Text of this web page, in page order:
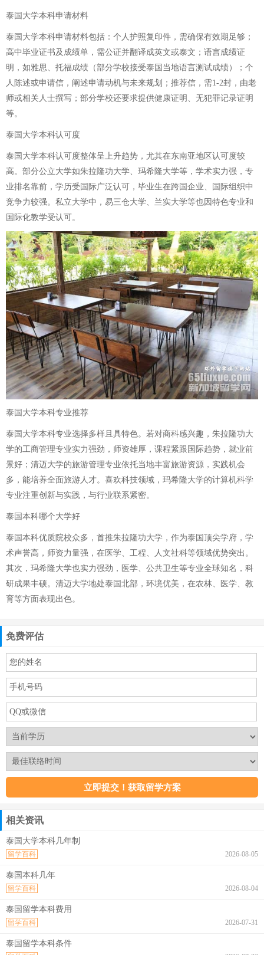
泰国大学本科申请材料
泰国大学本科申请材料包括：个人护照复印件，需确保有效期足够；
高中毕业证书及成绩单，需公证并翻译成英文或泰文；语言成绩证
明，如雅思、托福成绩（部分学校接受泰国当地语言测试成绩）；个
人陈述或申请信，阐述申请动机与未来规划；推荐信，需1-2封，由老
师或相关人士撰写；部分学校还要求提供健康证明、无犯罪记录证明
等。
泰国大学本科认可度
泰国大学本科认可度整体呈上升趋势，尤其在东南亚地区认可度较
高。部分公立大学如朱拉隆功大学、玛希隆大学等，学术实力强，专
业排名靠前，学历受国际广泛认可，毕业生在跨国企业、国际组织中
竞争力较强。私立大学中，易三仓大学、兰实大学等也因特色专业和
国际化教学受认可。
泰国大学本科专业推荐
泰国大学本科专业选择多样且具特色。若对商科感兴趣，朱拉隆功大
学的工商管理专业实力强劲，师资雄厚，课程紧跟国际趋势，就业前
景好；清迈大学的旅游管理专业依托当地丰富旅游资源，实践机会
多，能培养全面旅游人才。喜欢科技领域，玛希隆大学的计算机科学
专业注重创新与实践，与行业联系紧密。
泰国本科哪个大学好
泰国本科优质院校众多，首推朱拉隆功大学，作为泰国顶尖学府，学
术声誉高，师资力量强，在医学、工程、人文社科等领域优势突出。
其次，玛希隆大学也实力强劲，医学、公共卫生等专业全球知名，科
研成果丰硕。清迈大学地处泰国北部，环境优美，在农林、医学、教
育等方面表现出色。
免费评估
相关资讯
泰国大学本科几年制
2026-08-05
留学百科
泰国本科几年
2026-08-04
留学百科
泰国留学本科费用
2026-07-31
留学百科
泰国留学本科条件